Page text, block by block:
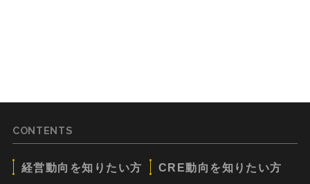
CONTENTS
経営動向を知りたい方 CRE動向を知りたい方